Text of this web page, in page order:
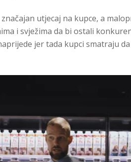
utjecaj na kupce, a
i svježima da bi ostali
jer tada kupci smatraju